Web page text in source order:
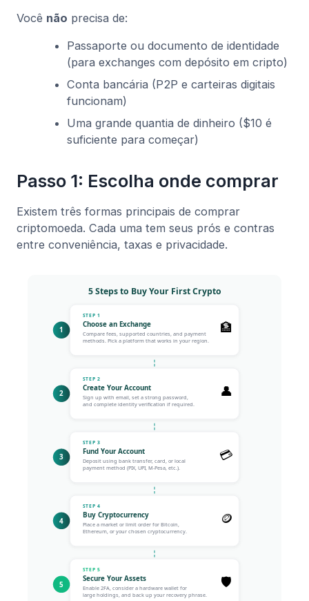
Você não precisa de:
Passaporte ou documento de identidade
(para exchanges com depósito em cripto)
Conta bancária (P2P e carteiras digitais
funcionam)
Uma grande quantia de dinheiro ($10 é
suficiente para começar)
Passo 1: Escolha onde comprar
Existem três formas principais de comprar
criptomoeda. Cada uma tem seus prós e contras
entre conveniência, taxas e privacidade.